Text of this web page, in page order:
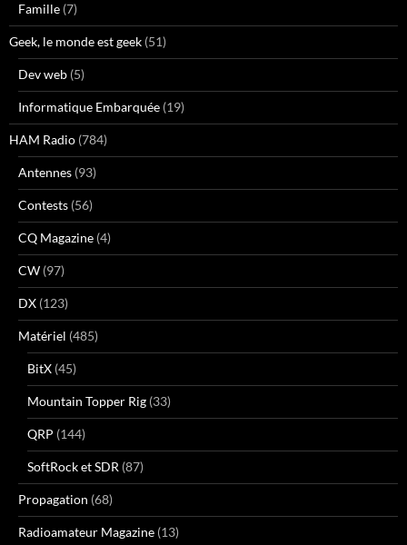
Famille (7)
Geek, le monde est geek (51)
Dev web (5)
Informatique Embarquée (19)
HAM Radio (784)
Antennes (93)
Contests (56)
CQ Magazine (4)
CW (97)
DX (123)
Matériel (485)
BitX (45)
Mountain Topper Rig (33)
QRP (144)
SoftRock et SDR (87)
Propagation (68)
Radioamateur Magazine (13)